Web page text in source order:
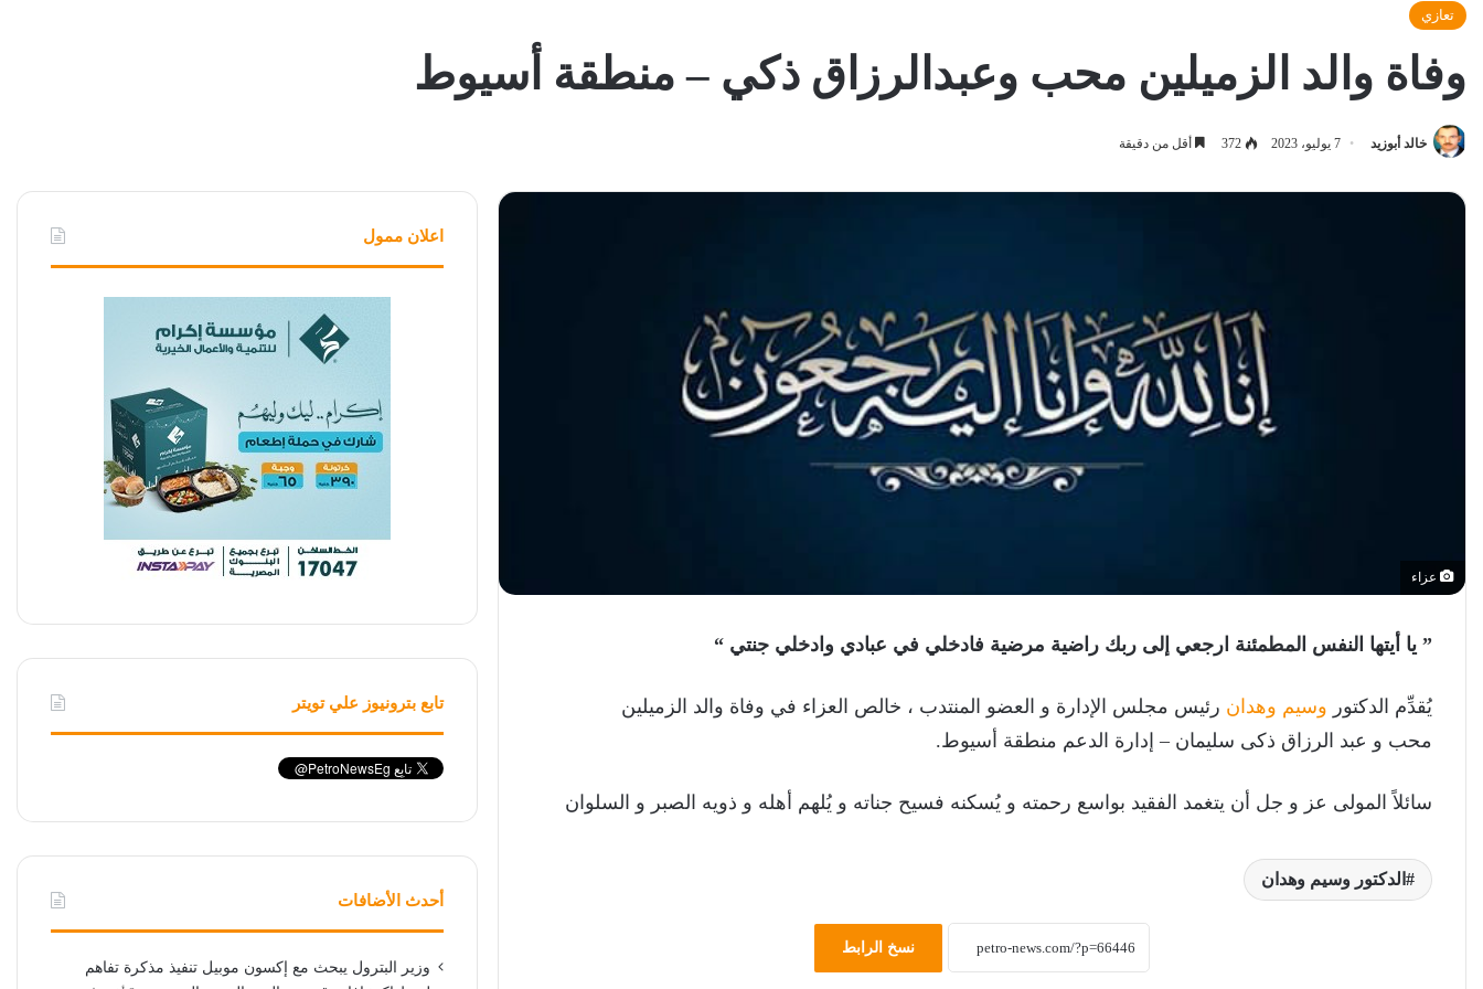
تعازي
وفاة والد الزميلين محب وعبدالرزاق ذكي – منطقة أسيوط
خالد أبوزيد 7 يوليو، 2023 372 أقل من دقيقة
عزاء
” يا أيتها النفس المطمئنة ارجعي إلى ربك راضية مرضية فادخلي في عبادي وادخلي جنتي “
يُقدِّم الدكتور وسيم وهدان رئيس مجلس الإدارة و العضو المنتدب ، خالص العزاء في وفاة والد الزميلين
محب و عبد الرزاق ذكى سليمان – إدارة الدعم منطقة أسيوط.
سائلاً المولى عز و جل أن يتغمد الفقيد بواسع رحمته و يُسكنه فسيح جناته و يُلهم أهله و ذويه الصبر و السلوان
الدكتور وسيم وهدان
نسخ الرابط
اعلان ممول
تابع بترونيوز علي تويتر
أحدث الأضافات
وزير البترول يبحث مع إكسون موبيل تنفيذ مذكرة تفاهم